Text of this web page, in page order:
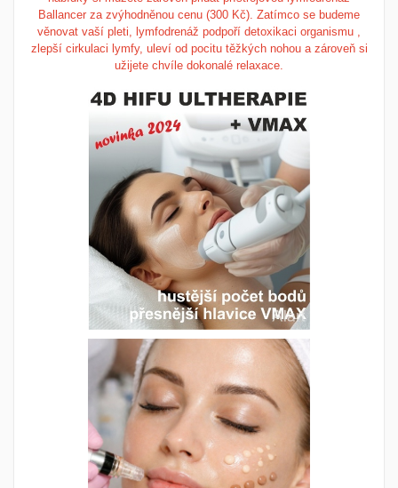
Ballancer za zvýhodněnou cenu (300 Kč). Zatímco se budeme
věnovat vaší pleti, lymfodrenáž podpoří detoxikaci organismu ,
zlepší cirkulaci lymfy, uleví od pocitu těžkých nohou a zároveň si
užijete chvíle dokonalé relaxace.